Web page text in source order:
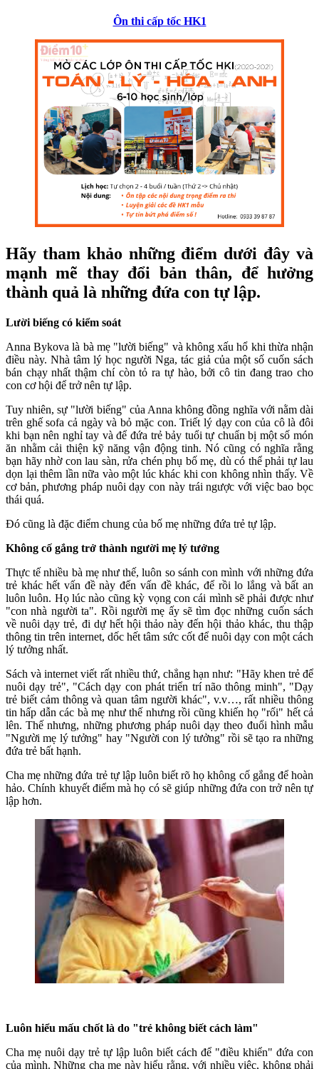
Ôn thi cấp tốc HK1
Hãy tham khảo những điểm dưới đây và
mạnh mẽ thay đổi bản thân, để hưởng
thành quả là những đứa con tự lập.
Lười biếng có kiểm soát
Anna Bykova là bà mẹ "lười biếng" và không xấu hổ khi thừa nhận
điều này. Nhà tâm lý học người Nga, tác giả của một số cuốn sách
bán chạy nhất thậm chí còn tỏ ra tự hào, bởi cô tin đang trao cho
con cơ hội để trở nên tự lập.
Tuy nhiên, sự "lười biếng" của Anna không đồng nghĩa với nằm dài
trên ghế sofa cả ngày và bỏ mặc con. Triết lý dạy con của cô là đôi
khi bạn nên nghỉ tay và để đứa trẻ bảy tuổi tự chuẩn bị một số món
ăn nhằm cải thiện kỹ năng vận động tinh. Nó cũng có nghĩa rằng
bạn hãy nhờ con lau sàn, rửa chén phụ bố mẹ, dù có thể phải tự lau
dọn lại thêm lần nữa vào một lúc khác khi con không nhìn thấy. Về
cơ bản, phương pháp nuôi dạy con này trái ngược với việc bao bọc
thái quá.
Đó cũng là đặc điểm chung của bố mẹ những đứa trẻ tự lập.
Không cố gắng trở thành người mẹ lý tưởng
Thực tế nhiều bà mẹ như thế, luôn so sánh con mình với những đứa
trẻ khác hết vấn đề này đến vấn đề khác, để rồi lo lắng và bất an
luôn luôn. Họ lúc nào cũng kỳ vọng con cái mình sẽ phải được như
"con nhà người ta". Rồi người mẹ ấy sẽ tìm đọc những cuốn sách
về nuôi dạy trẻ, đi dự hết hội thảo này đến hội thảo khác, thu thập
thông tin trên internet, dốc hết tâm sức cốt để nuôi dạy con một cách
lý tưởng nhất.
Sách và internet viết rất nhiều thứ, chẳng hạn như: "Hãy khen trẻ để
nuôi dạy trẻ", "Cách dạy con phát triển trí não thông minh", "Dạy
trẻ biết cảm thông và quan tâm người khác", v.v…, rất nhiều thông
tin hấp dẫn các bà mẹ như thế nhưng rồi cũng khiến họ "rối" hết cả
lên. Thế nhưng, những phương pháp nuôi dạy theo đuổi hình mẫu
"Người mẹ lý tưởng" hay "Người con lý tưởng" rồi sẽ tạo ra những
đứa trẻ bất hạnh.
Cha mẹ những đứa trẻ tự lập luôn biết rõ họ không cố gắng để hoàn
hảo. Chính khuyết điểm mà họ có sẽ giúp những đứa con trở nên tự
lập hơn.
Luôn hiểu mấu chốt là do "trẻ không biết cách làm"
Cha mẹ nuôi dạy trẻ tự lập luôn biết cách để "điều khiển" đứa con
của mình. Những cha mẹ này hiểu rằng, với nhiều việc, không phải